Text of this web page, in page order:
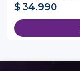
$ 34.990